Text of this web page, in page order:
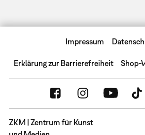
Impressum
Erklärung zur Barrierefreiheit Shop-
ZKM | Zentrum für Kunst